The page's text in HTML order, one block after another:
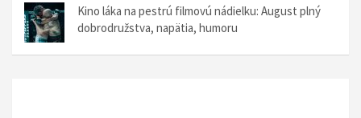
Kino láka na pestrú filmovú nádielku: August plný
dobrodružstva, napätia, humoru